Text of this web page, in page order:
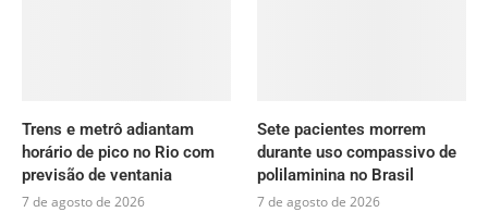
Trens e metrô adiantam
horário de pico no Rio com
previsão de ventania
7 de agosto de 2026
Sete pacientes morrem
durante uso compassivo de
polilaminina no Brasil
7 de agosto de 2026